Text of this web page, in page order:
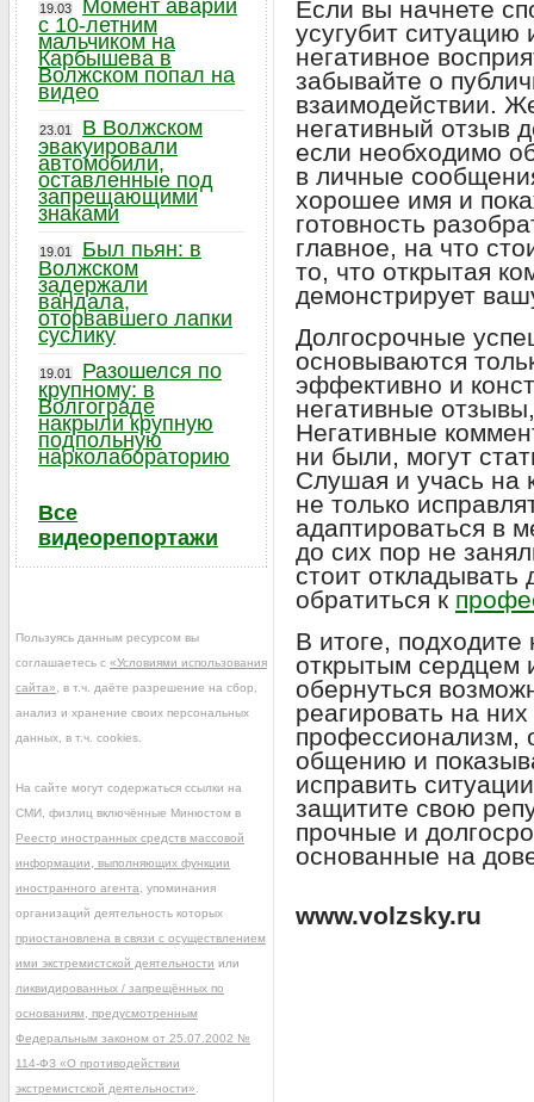
Если вы начнете
усугубит
негативное
забывайте о
взаимодействии.
негативный отзыв
если необходимо
в личные
хорошее имя и
готовность
главное, на что
то, что открытая
демонстрирует
Долгосрочные
основываются
эффективно и
негативные
Негативные
ни были, могут
Слушая и учась на
не только
адаптироваться в
до сих пор не
стоит откладывать
обратиться к
В итоге,
открытым сердцем
обернуться
реагировать на
профессионализм,
общению и
исправить
защитите свою
прочные и
основанные на
www.volzsky.ru
19.03
Момент аварии
с 10-летним
мальчиком на
Карбышева в
Волжском попал на
видео
23.01
В Волжском
эвакуировали
автомобили,
оставленные под
запрещающими
знаками
19.01
Был пьян: в
Волжском
задержали
вандала,
оторвавшего лапки
суслику
19.01
Разошелся по
крупному: в
Волгограде
накрыли крупную
подпольную
нарколабораторию
Все
видеорепортажи
Пользуясь данным ресурсом вы
соглашаетесь с «Условиями использования
сайта» , в т.ч. даёте разрешение на сбор,
анализ и хранение своих персональных
данных, в т.ч. cookies.
На сайте могут содержаться ссылки на
СМИ, физлиц включённые Минюстом в
Реестр иностранных средств массовой
информации, выполняющих функции
иностранного агента , упоминания
организаций деятельность которых
приостановлена в связи с осуществлением
ими экстремистской деятельности или
ликвидированных / запрещённых по
основаниям, предусмотренным
Федеральным законом от 25.07.2002 №
114-ФЗ «О противодействии
экстремистской деятельности»